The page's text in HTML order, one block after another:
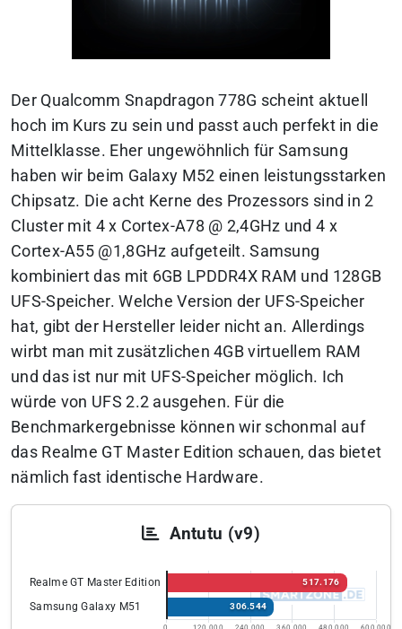
Der Qualcomm Snapdragon 778G scheint aktuell
hoch im Kurs zu sein und passt auch perfekt in die
Mittelklasse. Eher ungewöhnlich für Samsung
haben wir beim Galaxy M52 einen leistungsstarken
Chipsatz. Die acht Kerne des Prozessors sind in 2
Cluster mit 4 x Cortex-A78 @ 2,4GHz und 4 x
Cortex-A55 @1,8GHz aufgeteilt. Samsung
kombiniert das mit 6GB LPDDR4X RAM und 128GB
UFS-Speicher. Welche Version der UFS-Speicher
hat, gibt der Hersteller leider nicht an. Allerdings
wirbt man mit zusätzlichen 4GB virtuellem RAM
und das ist nur mit UFS-Speicher möglich. Ich
würde von UFS 2.2 ausgehen. Für die
Benchmarkergebnisse können wir schonmal auf
das Realme GT Master Edition schauen, das bietet
nämlich fast identische Hardware.
Antutu (v9)
Realme GT Master Edition 517.176
Samsung Galaxy M51 306.544
0 120.000 240.000 360.000 480.000 600.000